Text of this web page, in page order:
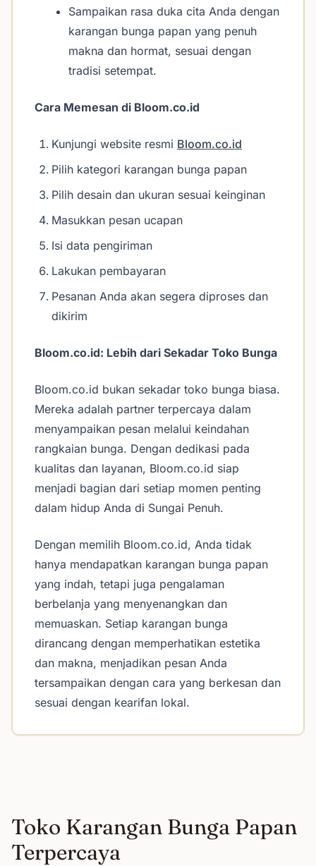
Sampaikan rasa duka cita Anda dengan
karangan bunga papan yang penuh
makna dan hormat, sesuai dengan
tradisi setempat.
Cara Memesan di Bloom.co.id
Kunjungi website resmi Bloom.co.id
Pilih kategori karangan bunga papan
Pilih desain dan ukuran sesuai keinginan
Masukkan pesan ucapan
Isi data pengiriman
Lakukan pembayaran
Pesanan Anda akan segera diproses dan
dikirim
Bloom.co.id: Lebih dari Sekadar Toko Bunga
Bloom.co.id bukan sekadar toko bunga biasa.
Mereka adalah partner terpercaya dalam
menyampaikan pesan melalui keindahan
rangkaian bunga. Dengan dedikasi pada
kualitas dan layanan, Bloom.co.id siap
menjadi bagian dari setiap momen penting
dalam hidup Anda di Sungai Penuh.
Dengan memilih Bloom.co.id, Anda tidak
hanya mendapatkan karangan bunga papan
yang indah, tetapi juga pengalaman
berbelanja yang menyenangkan dan
memuaskan. Setiap karangan bunga
dirancang dengan memperhatikan estetika
dan makna, menjadikan pesan Anda
tersampaikan dengan cara yang berkesan dan
sesuai dengan kearifan lokal.
Toko Karangan Bunga Papan
Terpercaya